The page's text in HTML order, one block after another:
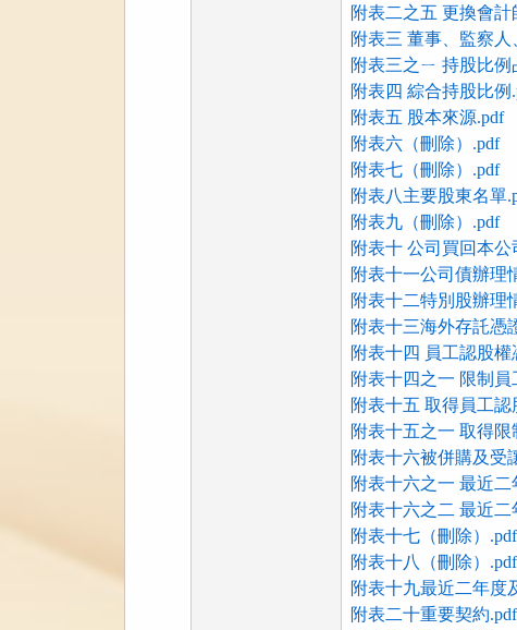
附表二之五 更換會計
附表三 董事、監察
附表三之ㄧ 持股比
附表四 綜合持股比例
附表五 股本來源.pdf
附表六（刪除）.pdf
附表七（刪除）.pdf
附表八主要股東名單
附表九（刪除）.pdf
附表十 公司買回本
附表十一公司債辦理
附表十二特別股辦理
附表十三海外存託憑
附表十四 員工認股
附表十四之一 限制
附表十五 取得員工
附表十五之一 取得
附表十六被併購及受
附表十六之一 最近
附表十六之二 最近
附表十七（刪除）.pdf
附表十八（刪除）.pdf
附表十九最近二年度
附表二十重要契約.pdf